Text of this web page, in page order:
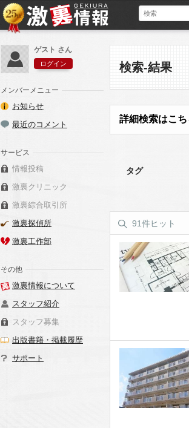
検索-結果
詳細検索はこ
タグ
91件ヒット
ゲスト さん
ログイン
メンバーメニュー
お知らせ
最近のコメント
サービス
情報投稿
激裏クリニック
激裏綜合取引所
激裏探偵所
激裏工作部
その他
激裏情報について
スタッフ紹介
スタッフ募集
出版書籍・掲載履歴
サポート